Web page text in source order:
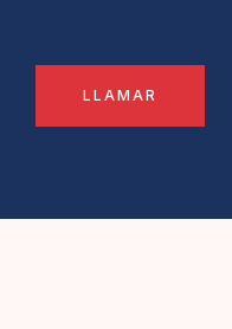
LLAMAR